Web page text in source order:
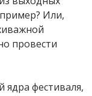
Или,
провести
фестиваля,